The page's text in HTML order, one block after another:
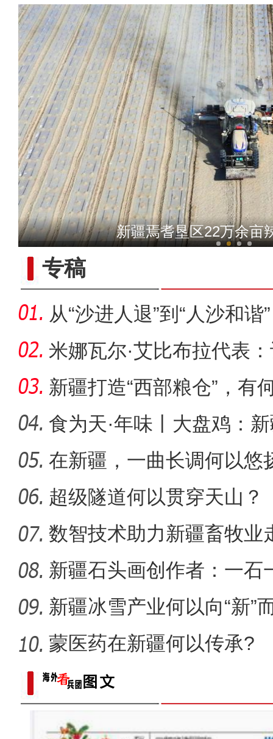
【与你为邻】乌兹小哥中国
【与你为邻】乌兹别克斯坦
新疆焉耆垦区22万余亩
专稿
从“沙进人退”到“人沙和
米娜瓦尔·艾比布拉代表
字“活
新疆打造“西部粮仓”，有
食为天·年味丨大盘鸡：
味担当
在新疆，一曲长调何以悠
超级隧道何以贯穿天山？
数智技术助力新疆畜牧业
新疆石头画创作者：一石
新疆冰雪产业何以向“新”
蒙医药在新疆何以传承?